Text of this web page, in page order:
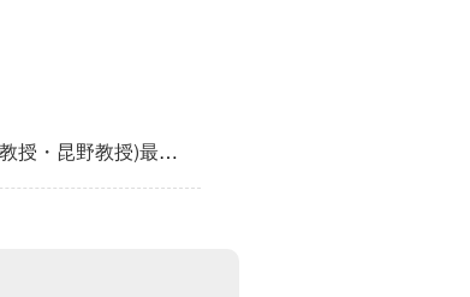
昆野教授)最終講義